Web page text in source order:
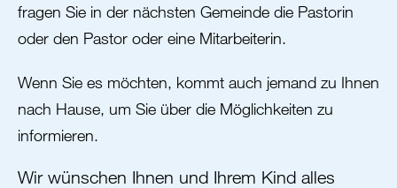
fragen Sie in der nächsten Gemeinde die Pastorin
oder den Pastor oder eine Mitarbeiterin.
Wenn Sie es möchten, kommt auch jemand zu Ihnen
nach Hause, um Sie über die Möglichkeiten zu
informieren.
Wir wünschen Ihnen und Ihrem Kind alles